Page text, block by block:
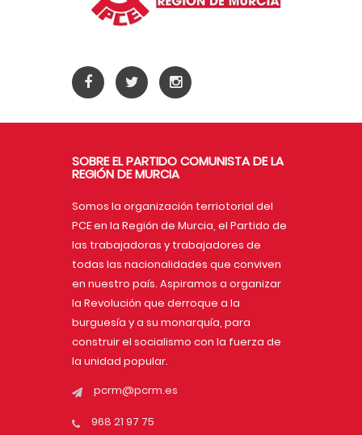
SOBRE EL PARTIDO COMUNISTA DE LA
REGIÓN DE MURCIA
Somos la organización terriotorial del
PCE en la Región de Murcia, el Partido de
las trabajadoras y trabajadores de
todas las nacionalidades que conviven
en nuestro país. Aspiramos a organizar
la Revolución que derroque a la
burguesía y a su monarquía, para
construir el socialismo con la fuerza de
la unidad popular.
pcrm@pcrm.es
968 21 97 75